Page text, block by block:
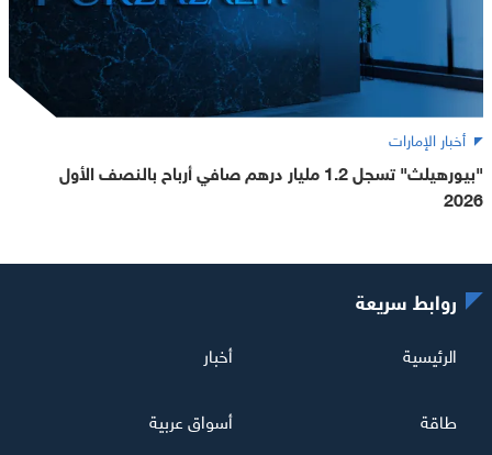
أخبار الإمارات
"بيورهيلث" تسجل 1.2 مليار درهم صافي أرباح بالنصف الأول
2026
روابط سريعة
الرئيسية أخبار
طاقة أسواق عربية